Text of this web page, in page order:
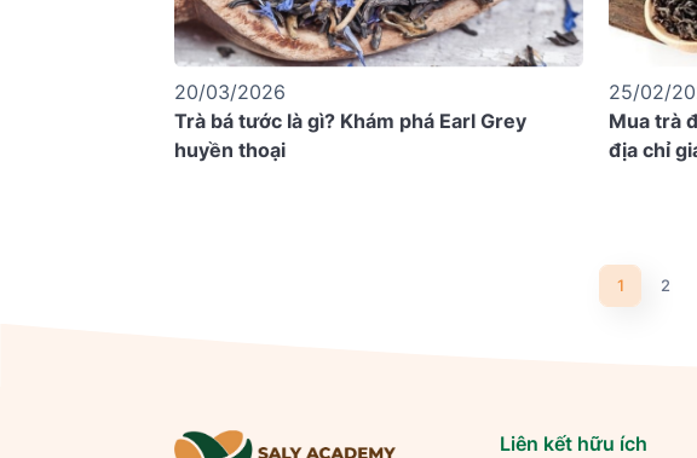
20/03/2026
Trà bá tước là gì? Khám phá Earl Grey
huyền thoại
25/02/
Mua trà
địa chỉ
1 2
Liên kết hữu ích